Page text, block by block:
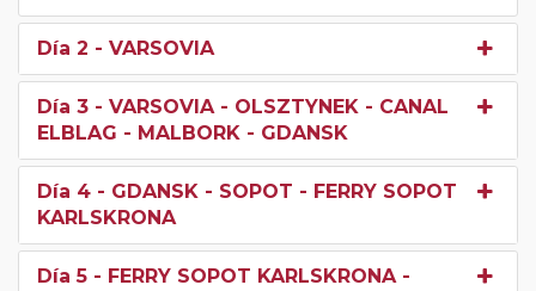
Día 2 - VARSOVIA
Día 3 - VARSOVIA - OLSZTYNEK - CANAL
ELBLAG - MALBORK - GDANSK
Día 4 - GDANSK - SOPOT - FERRY SOPOT
KARLSKRONA
Día 5 - FERRY SOPOT KARLSKRONA -